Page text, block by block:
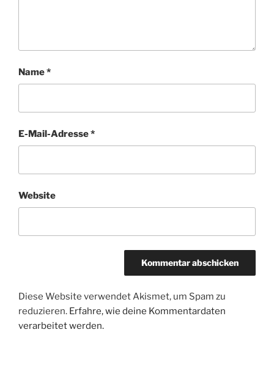
Name*
E-Mail-Adresse*
Website
Diese Website verwendet Akismet, um Spam zu
reduzieren. Erfahre, wie deine Kommentardaten
verarbeitet werden.